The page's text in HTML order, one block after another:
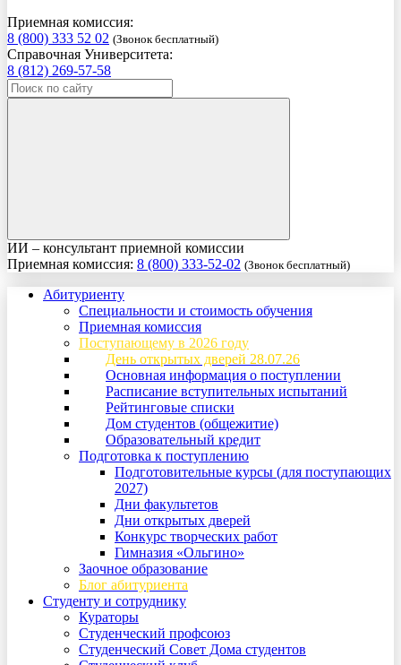
Приемная комиссия:
8 (800) 333 52 02 (Звонок бесплатный)
Справочная Университета:
8 (812) 269-57-58
ИИ – консультант приемной комиссии
Приемная комиссия: 8 (800) 333-52-02 (Звонок бесплатный)
Абитуриенту
Специальности и стоимость обучения
Приемная комиссия
Поступающему в 2026 году
День открытых дверей 28.07.26
Основная информация о поступлении
Расписание вступительных испытаний
Рейтинговые списки
Дом студентов (общежитие)
Образовательный кредит
Подготовка к поступлению
Подготовительные курсы (для поступающих
2027)
Дни факультетов
Дни открытых дверей
Конкурс творческих работ
Гимназия «Ольгино»
Заочное образование
Блог абитуриента
Студенту и сотруднику
Кураторы
Студенческий профсоюз
Студенческий Совет Дома студентов